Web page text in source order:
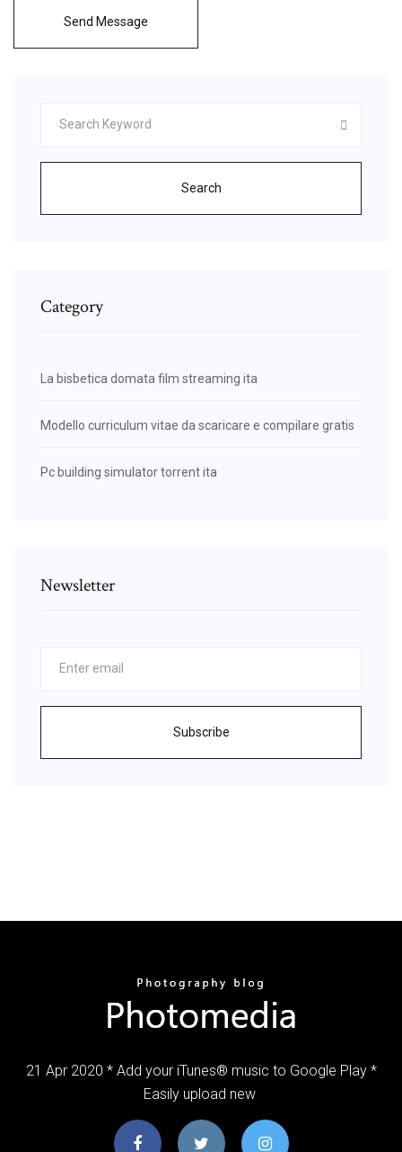
Send Message
Search
Category
La bisbetica domata film streaming ita
Modello curriculum vitae da scaricare e compilare gratis
Pc building simulator torrent ita
Newsletter
Subscribe
21 Apr 2020 * Add your iTunes® music to Google Play *
Easily upload new